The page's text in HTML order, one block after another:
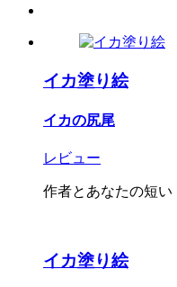
イカ塗り絵
イカの尻尾
レビュー
作者とあなたの短
イカ塗り絵